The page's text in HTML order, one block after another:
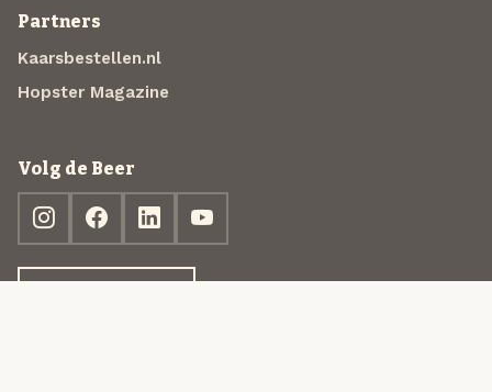
Partners
Kaarsbestellen.nl
Hopster Magazine
Volg de Beer